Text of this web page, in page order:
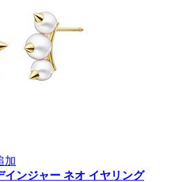
加
インジャー ネオ イヤリング